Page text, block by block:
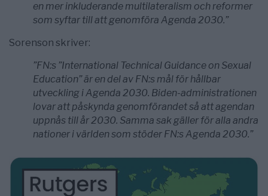
en mer inkluderande multilateralism och reformer
som syftar till att genomföra Agenda 2030.”
Sorenson skriver:
”FN:s ”International Technical Guidance on Sexual
Education” är en del av FN:s mål för hållbar
utveckling i Agenda 2030. Biden-administrationen
lovar att påskynda genomförandet så att agendan
uppnås till år 2030. Samma sak gäller för alla andra
nationer i världen som stöder FN:s Agenda 2030.”